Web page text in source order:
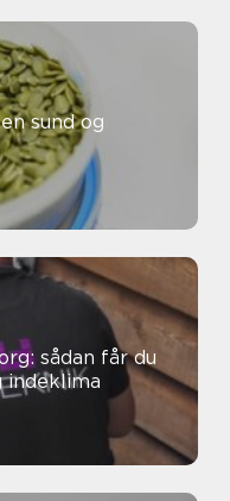
sådan får du
indeklima